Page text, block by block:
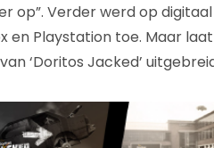
op”. Verder werd op
en Playstation toe. Maar
‘Doritos Jacked’